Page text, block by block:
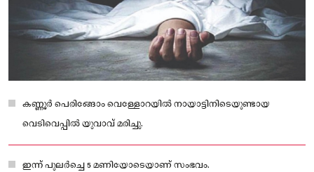
കണ്ണൂർ പെരിങ്ങോം വെള്ളോറയിൽ നായാട്ടിനിടെയുണ്ടായ
വെടിവെപ്പിൽ യുവാവ് മരിച്ചു.
ഇന്ന് പുലർച്ചെ 5 മണിയോടെയാണ് സംഭവം.